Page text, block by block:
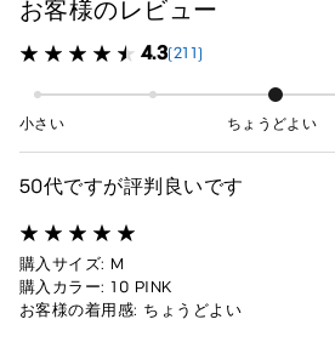
お客様のレビュー
4.3(211)
小さい ちょうどよい
50代ですが評判良いです
購入サイズ: M
購入カラー: 10 PINK
お客様の着用感: ちょうどよい